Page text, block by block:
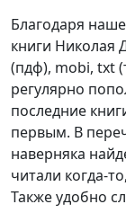
Благодаря
книги Николая
(пдф), mobi, txt
регулярно
последние
первым. В
наверняка
читали когда-
Также удобно